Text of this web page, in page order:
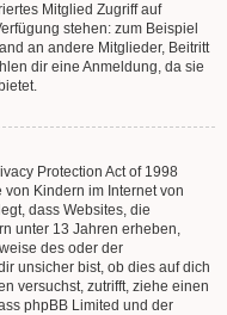
Mitglied Zugriff auf
stehen: zum Beispiel
an andere Mitglieder, Beitritt
dir eine Anmeldung, da sie
Protection Act of 1998
Kindern im Internet von
dass Websites, die
unter 13 Jahren erheben,
des oder der
unsicher bist, ob dies auf dich
versuchst, zutrifft, ziehe einen
phpBB Limited und der